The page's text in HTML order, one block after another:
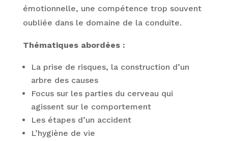
émotionnelle, une compétence trop souvent
oubliée dans le domaine de la conduite.
Thématiques abordées :
La prise de risques, la construction d’un
arbre des causes
Focus sur les parties du cerveau qui
agissent sur le comportement
Les étapes d’un accident
L’hygiène de vie